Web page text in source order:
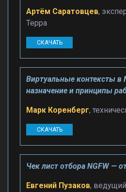
Артём Саратовцев,
Терра
СКАЧАТЬ
Виртуальные контексты в
назначение и принципы
Марк Коренберг,
СКАЧАТЬ
Чек лист отбора NGFW —
Евгений Пузаков,